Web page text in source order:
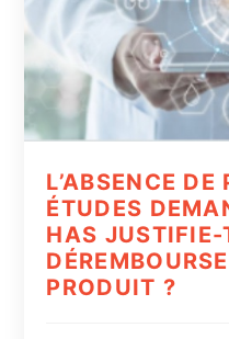
L’ABSENCE
ÉTUDES
HAS JUSTIFIE-
PRODUIT ?